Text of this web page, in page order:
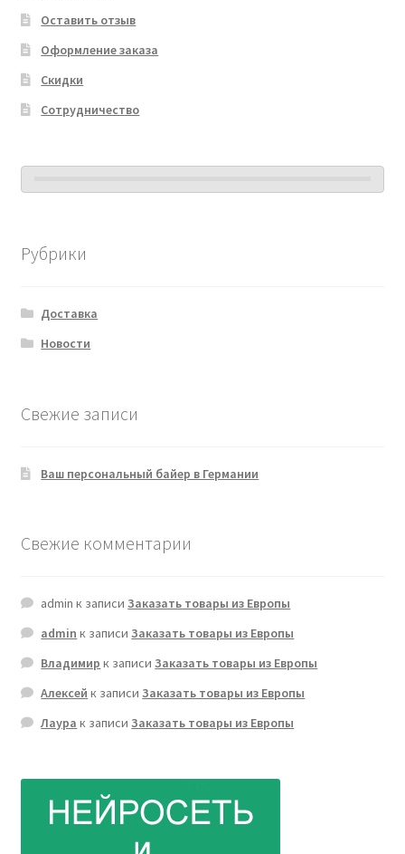
Оставить отзыв
Оформление заказа
Скидки
Сотрудничество
Рубрики
Доставка
Новости
Свежие записи
Ваш персональный байер в Германии
Свежие комментарии
admin к записиЗаказать товары из Европы
admin к записиЗаказать товары из Европы
Владимир к записиЗаказать товары из Европы
Алексей к записиЗаказать товары из Европы
Лаура к записиЗаказать товары из Европы